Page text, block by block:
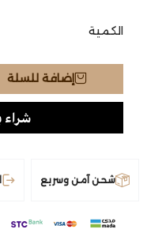
الكمية
إضافة للسلة
شحن آمن وسريع